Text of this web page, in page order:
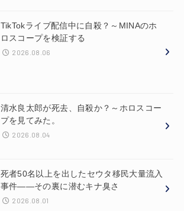
TikTokライブ配信中に自殺？～MINAのホ
ロスコープを検証する
2026.08.06
清水良太郎が死去、自殺か？～ホロスコー
プを見てみた。
2026.08.04
死者50名以上を出したセウタ移民大量流入
事件——その裏に潜むキナ臭さ
2026.08.01